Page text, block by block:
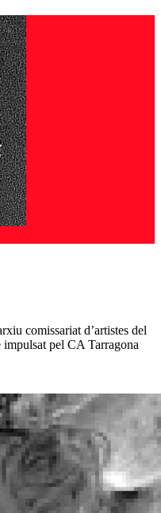
comissariat d’artistes del
impulsat pel CA Tarragona